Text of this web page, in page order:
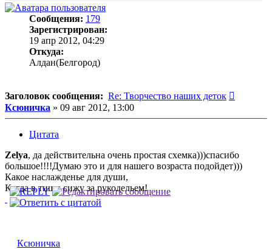
Сообщения: 179
Зарегистрирован:
19 апр 2012, 04:29
Откуда:
Алдан(Белгород)
Заголовок сообщения: Re: Творчество наших деток
Ксюничка » 09 авг 2012, 13:00
Цитата
Zelya, да действительна очень простая схемка)))спасибо
большое!!!!Думаю это и для нашего возраста подойдет)))
Какое наслажденье для души,
Когда в тиши сижу за рукодельем!
Ксюничка